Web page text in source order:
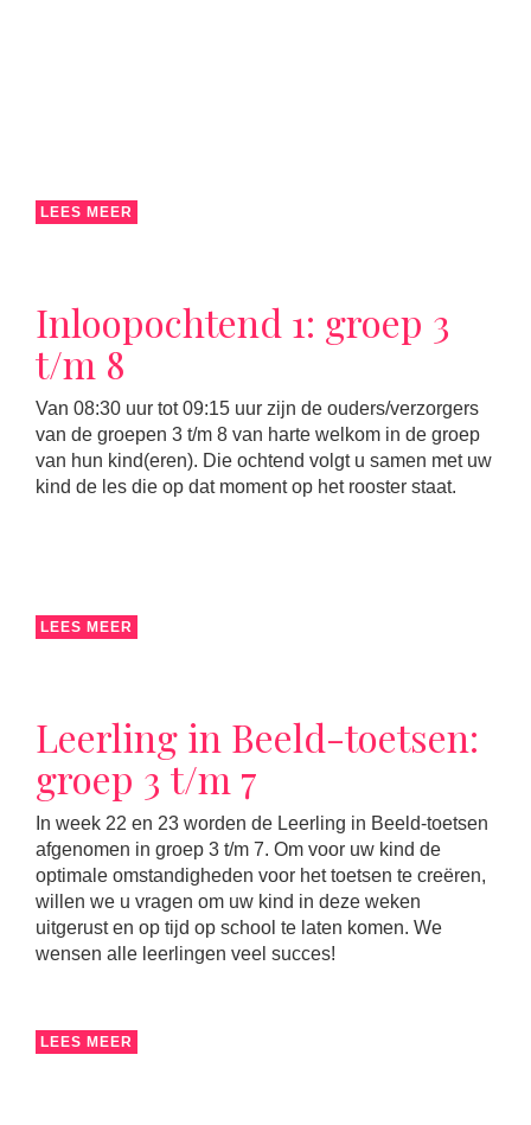
LEES MEER
Inloopochtend 1: groep 3
t/m 8
Van 08:30 uur tot 09:15 uur zijn de ouders/verzorgers
van de groepen 3 t/m 8 van harte welkom in de groep
van hun kind(eren). Die ochtend volgt u samen met uw
kind de les die op dat moment op het rooster staat.
LEES MEER
Leerling in Beeld-toetsen:
groep 3 t/m 7
In week 22 en 23 worden de Leerling in Beeld-toetsen
afgenomen in groep 3 t/m 7. Om voor uw kind de
optimale omstandigheden voor het toetsen te creëren,
willen we u vragen om uw kind in deze weken
uitgerust en op tijd op school te laten komen. We
wensen alle leerlingen veel succes!
LEES MEER